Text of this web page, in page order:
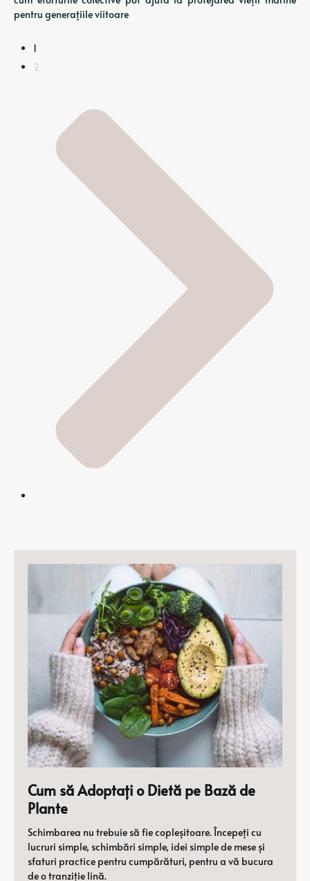
pentru generațiile viitoare
1
2
Cum să Adoptați o Dietă pe Bază de
Plante
Schimbarea nu trebuie să fie copleșitoare. Începeți cu
lucruri simple, schimbări simple, idei simple de mese și
sfaturi practice pentru cumpărături, pentru a vă bucura
de o tranziție lină.